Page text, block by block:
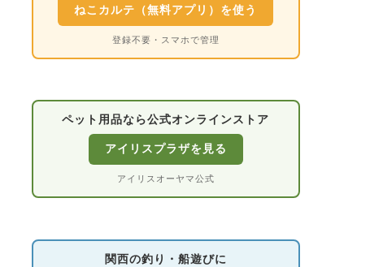
ねこカルテ（無料アプリ）を使う
登録不要・スマホで管理
ペット用品なら公式オンラインストア
アイリスプラザを見る
アイリスオーヤマ公式
関西の釣り・船遊びに